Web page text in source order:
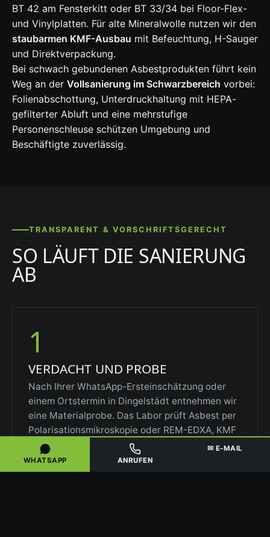
BT 42 am Fensterkitt oder BT 33/34 bei Floor-Flex-
und Vinylplatten. Für alte Mineralwolle nutzen wir den
staubarmen KMF-Ausbau mit Befeuchtung, H-Sauger
und Direktverpackung.
Bei schwach gebundenen Asbestprodukten führt kein
Weg an der Vollsanierung im Schwarzbereich vorbei:
Folienabschottung, Unterdruckhaltung mit HEPA-
gefilterter Abluft und eine mehrstufige
Personenschleuse schützen Umgebung und
Beschäftigte zuverlässig.
TRANSPARENT & VORSCHRIFTSGERECHT
SO LÄUFT DIE SANIERUNG
AB
1
VERDACHT UND PROBE
Nach Ihrer WhatsApp-Ersteinschätzung oder
einem Ortstermin in Dingelstädt entnehmen wir
eine Materialprobe. Das Labor prüft Asbest per
Polarisationsmikroskopie oder REM-EDXA, KMF
über den Kanzerogenitätsindex.
WHATSAPP ANRUFEN
✉ E-MAIL